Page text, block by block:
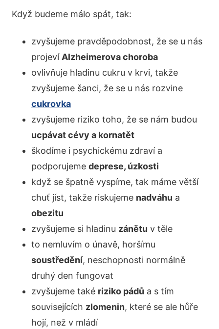
Když budeme málo spát, tak:
zvyšujeme pravděpodobnost, že se u nás
projeví Alzheimerova choroba
ovlivňuje hladinu cukru v krvi, takže
zvyšujeme šanci, že se u nás rozvine
cukrovka
zvyšujeme riziko toho, že se nám budou
ucpávat cévy a kornatět
škodíme i psychickému zdraví a
podporujeme deprese, úzkosti
když se špatně vyspíme, tak máme větší
chuť jíst, takže riskujeme nadváhu a
obezitu
zvyšujeme si hladinu zánětu v těle
to nemluvím o únavě, horšímu
soustředění, neschopnosti normálně
druhý den fungovat
zvyšujeme také riziko pádů a s tím
souvisejících zlomenin, které se ale hůře
hojí, než v mládí